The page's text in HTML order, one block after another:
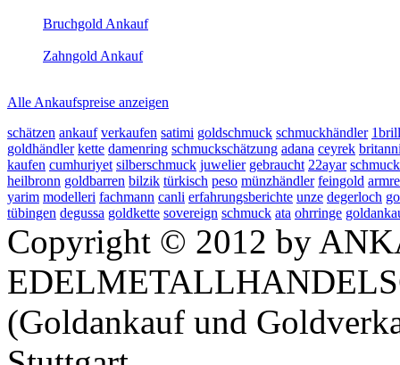
Bruchgold Ankauf
Zahngold Ankauf
Alle Ankaufspreise anzeigen
schätzen ankauf verkaufen satimi goldschmuck schmuckhändler
goldhändler kette damenring schmuckschätzung adana ceyrek
kaufen cumhuriyet silberschmuck juwelier gebraucht 22ayar
heilbronn goldbarren bilzik türkisch peso münzhändler feingold
yarim modelleri fachmann canli erfahrungsberichte unze degerloch
tübingen degussa goldkette sovereign schmuck ata ohrringe
Copyright © 2012 by
(Goldankauf und